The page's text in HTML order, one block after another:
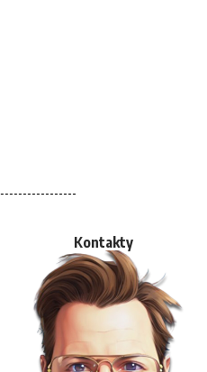
Kontakty